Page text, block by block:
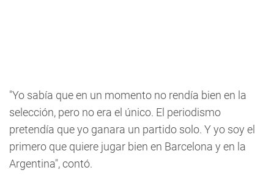
"Yo sabía que en un momento no rendía bien en la
selección, pero no era el único. El periodismo
pretendía que yo ganara un partido solo. Y yo soy el
primero que quiere jugar bien en Barcelona y en la
Argentina", contó.